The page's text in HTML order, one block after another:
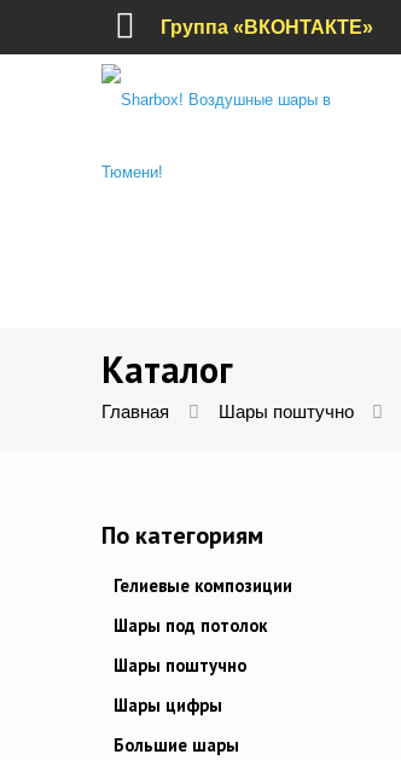
Группа «ВКОНТАКТЕ»
Каталог
Главная Шары поштучно
По категориям
Гелиевые композиции
Шары под потолок
Шары поштучно
Шары цифры
Большие шары